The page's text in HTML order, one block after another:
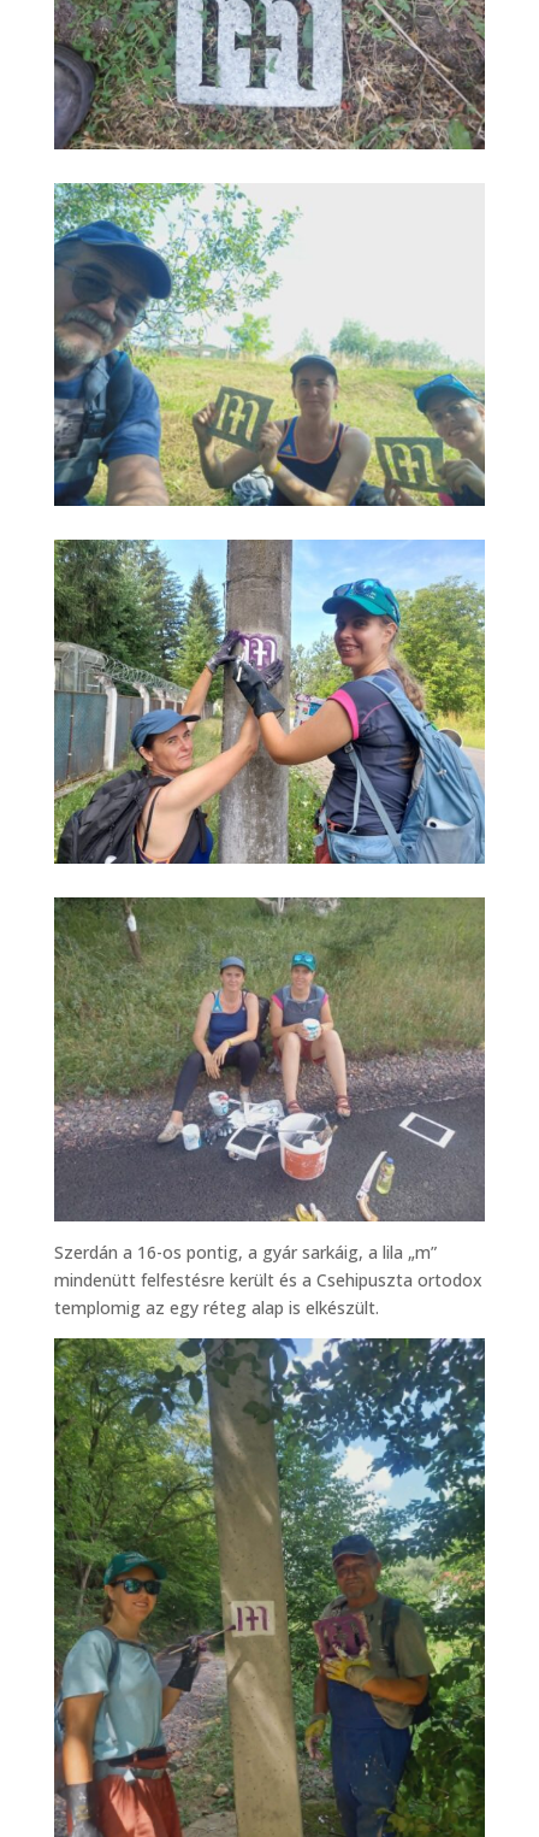
Szerdán a 16-os pontig, a gyár sarkáig, a lila „m”
mindenütt felfestésre került és a Csehipuszta ortodox
templomig az egy réteg alap is elkészült.